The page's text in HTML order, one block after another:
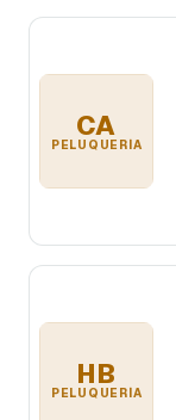
CA
PELUQUERÍA
HB
PELUQUERÍA